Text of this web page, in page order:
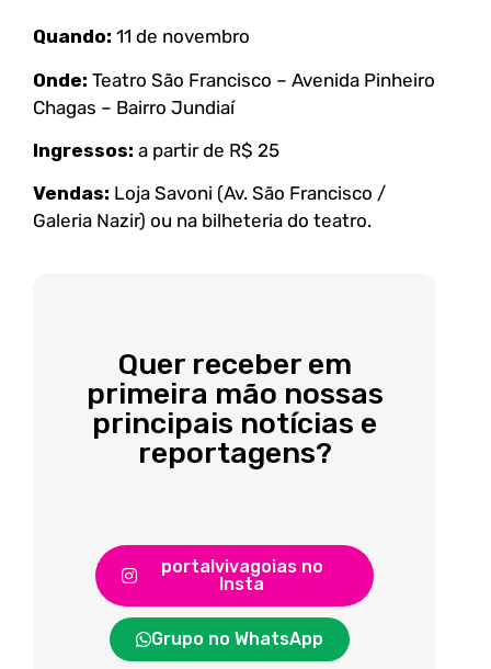
Quando: 11 de novembro
Onde: Teatro São Francisco – Avenida Pinheiro
Chagas – Bairro Jundiaí
Ingressos: a partir de R$ 25
Vendas: Loja Savoni (Av. São Francisco /
Galeria Nazir) ou na bilheteria do teatro.
Quer receber em
primeira mão nossas
principais notícias e
reportagens?
portalvivagoias no
Insta
Grupo no WhatsApp